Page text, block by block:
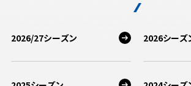
2026/27シーズン 2026シーズ